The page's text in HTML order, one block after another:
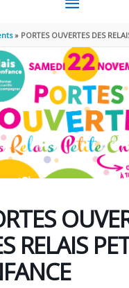
PORTES OUVERTES DES
RELAIS